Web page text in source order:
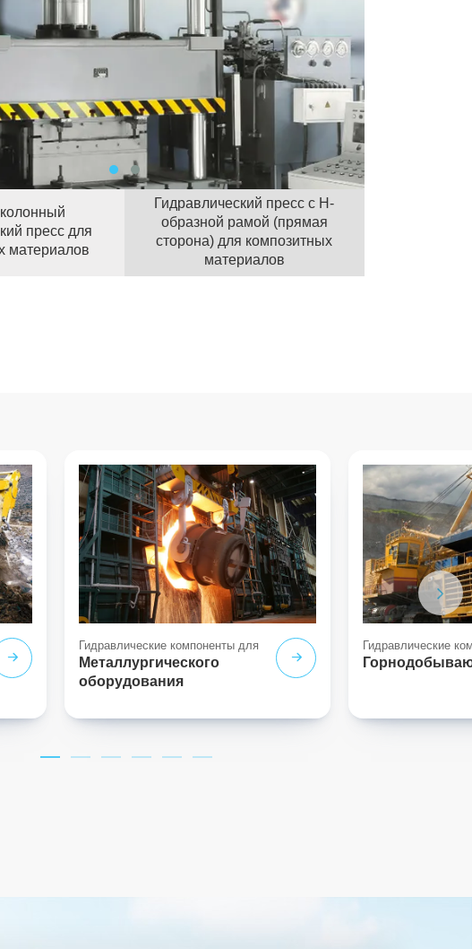
пресс для
материалов
Гидравлический пресс с Н-
образной рамой (прямая
сторона) для композитных
материалов
Гидравлические компоненты для
Металлургического
оборудования
Гидравлические